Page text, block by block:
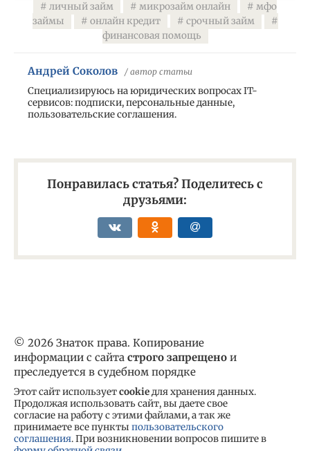
личный займ
микрозайм онлайн
мфо
займы
онлайн кредит
срочный займ
финансовая помощь
Андрей Соколов / автор статьи
Специализируюсь на юридических вопросах IT-
сервисов: подписки, персональные данные,
пользовательские соглашения.
Понравилась статья? Поделитесь с
друзьями:
© 2026 Знаток права. Копирование
информации с сайта строго запрещено и
преследуется в судебном порядке
Этот сайт используетcookieдля хранения данных.
Продолжая использовать сайт, вы даете свое
согласие на работу с этими файлами, а так же
принимаете все пункты пользовательского
соглашения. При возникновении вопросов пишите в